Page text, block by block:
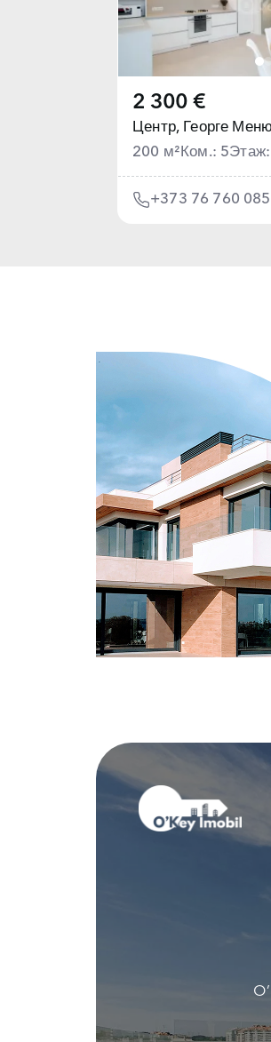
2 300 €
Центр, Георге
200 м² Ком.: 5
+373 76 760 085